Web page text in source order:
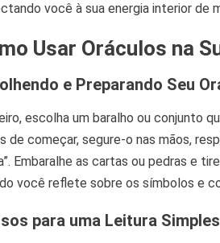
você à sua energia interior de
Usar Oráculos na
e Preparando Seu
escolha um baralho ou conjunto
de começar, segure-o nas mãos,
Embaralhe as cartas ou pedras e
você reflete sobre os símbolos e
para uma Leitura Simples